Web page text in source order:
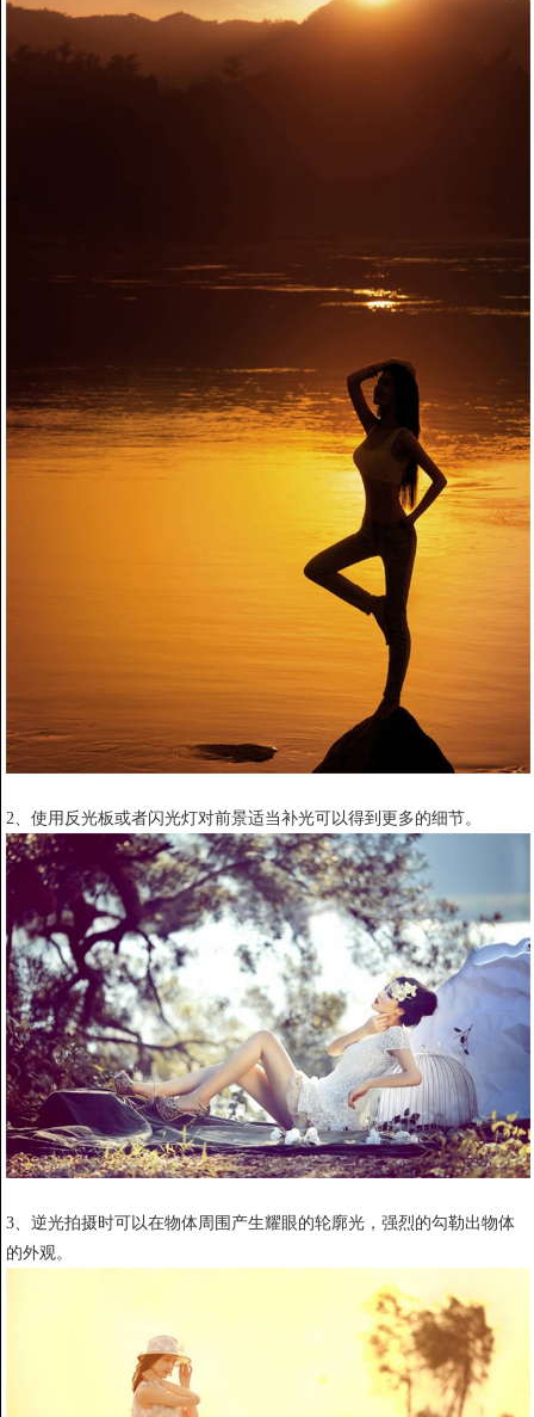
2、使用反光板或者闪光灯对前景适当补光可以得到更多的细节。
3、逆光拍摄时可以在物体周围产生耀眼的轮廓光，强烈的勾勒出物体
的外观。